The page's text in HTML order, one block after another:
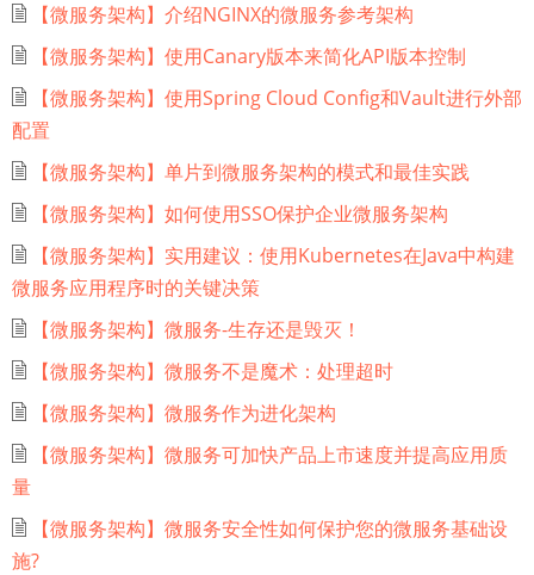
【微服务架构】介绍NGINX的微服务参考架构
【微服务架构】使用Canary版本来简化API版本控制
【微服务架构】使用Spring Cloud Config和Vault进行外部
配置
【微服务架构】单片到微服务架构的模式和最佳实践
【微服务架构】如何使用SSO保护企业微服务架构
【微服务架构】实用建议：使用Kubernetes在Java中构建
微服务应用程序时的关键决策
【微服务架构】微服务-生存还是毁灭！
【微服务架构】微服务不是魔术：处理超时
【微服务架构】微服务作为进化架构
【微服务架构】微服务可加快产品上市速度并提高应用质
量
【微服务架构】微服务安全性如何保护您的微服务基础设
施?